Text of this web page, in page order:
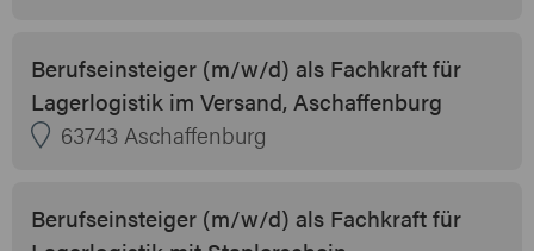
Berufseinsteiger (m/w/d) als Fachkraft für
Lagerlogistik im Versand, Aschaffenburg
63743 Aschaffenburg
Berufseinsteiger (m/w/d) als Fachkraft für